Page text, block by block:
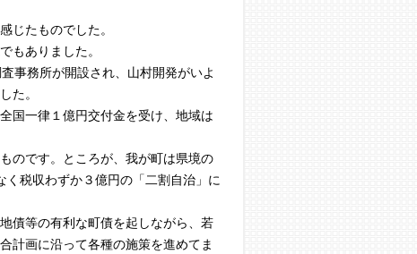
じたものでした。
もありました。
事務所が開設され、山村開発がいよ
ました。
国一律１億円交付金を受け、地域は
のです。ところが、我が町は県境の
税収わずか３億円の「二割自治」に
債等の有利な町債を起しながら、若
計画に沿って各種の施策を進めてま